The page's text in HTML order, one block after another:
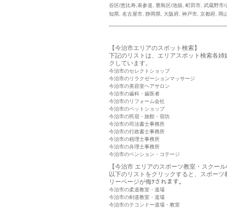
谷区/恵比寿,表参道
豊島区/池袋 町田市 武蔵野市/
知県 名古屋市 静岡県 大阪府 神戸市 京都府 岡
【今治市エリアのスポット検索】
下記のリストは、エリアスポット検索各
クしています。
今治市のセレクトショップ
今治市のリラクゼーションマッサージ
今治市の美容室ヘアサロン
今治市の歯科・歯医者
今治市のリフォーム会社
今治市のペットショップ
今治市の民宿・旅館・宿坊
今治市の司法書士事務所
今治市の行政書士事務所
今治市の税理士事務所
今治市の弁理士事務所
今治市のペンション・コテージ
【今治市 エリアのスポーツ教室・スクー
以下のリストをクリックすると、スポー
リーページが侮ｦされます。
今治市の柔道教室・道場
今治市の剣道教室・道場
今治市のテコンドー道場・教室